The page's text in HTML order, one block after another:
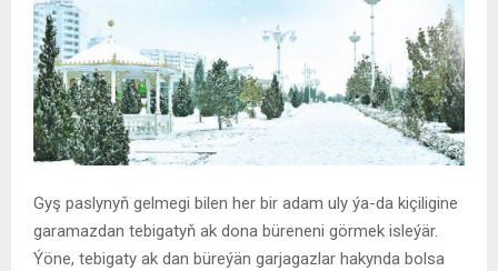
Gyş paslynyň gelmegi bilen her bir adam uly ýa-da kiçiligine
garamazdan tebigatyň ak dona büreneni görmek isleýär.
Ýöne, tebigaty ak dan büreýän garjagazlar hakynda bolsa